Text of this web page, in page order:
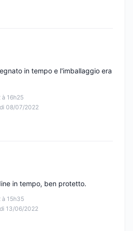
16h25
08/07/2022
in tempo e l'imballaggio era
à 15h35
13/06/2022
in tempo, ben protetto.